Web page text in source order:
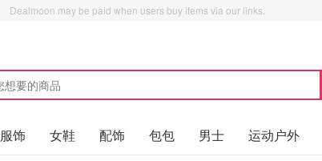
Dealmoon may be paid when users buy items via our links.
服饰 女鞋 配饰 包包 男士 运动户外